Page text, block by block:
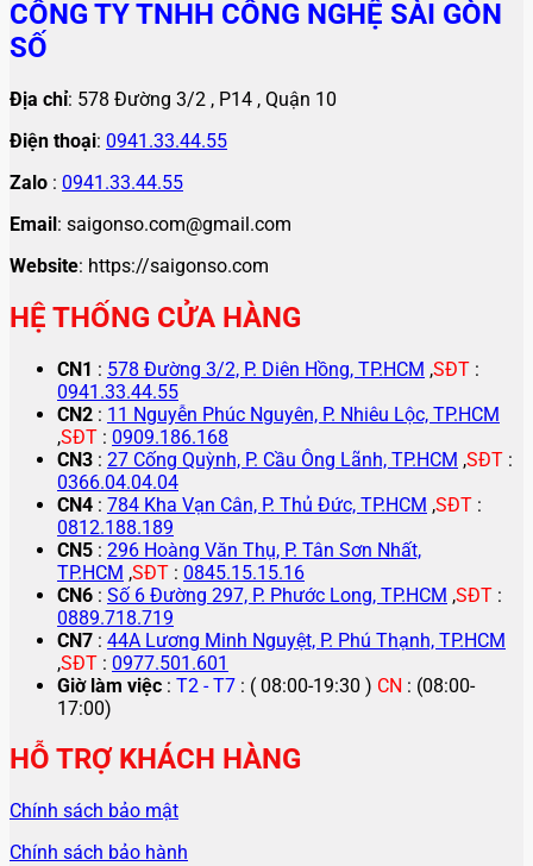
CÔNG TY TNHH CÔNG NGHỆ SÀI GÒN
SỐ
Địa chỉ: 578 Đường 3/2 , P14 , Quận 10
Điện thoại: 0941.33.44.55
Zalo : 0941.33.44.55
Email: saigonso.com@gmail.com
Website: https://saigonso.com
HỆ THỐNG CỬA HÀNG
CN1 : 578 Đường 3/2, P. Diên Hồng, TP.HCM ,SĐT :
0941.33.44.55
CN2 : 11 Nguyễn Phúc Nguyên, P. Nhiêu Lộc, TP.HCM
,SĐT : 0909.186.168
CN3 : 27 Cống Quỳnh, P. Cầu Ông Lãnh, TP.HCM ,SĐT :
0366.04.04.04
CN4 : 784 Kha Vạn Cân, P. Thủ Đức, TP.HCM ,SĐT :
0812.188.189
CN5 : 296 Hoàng Văn Thụ, P. Tân Sơn Nhất,
TP.HCM ,SĐT : 0845.15.15.16
CN6 : Số 6 Đường 297, P. Phước Long, TP.HCM ,SĐT :
0889.718.719
CN7 : 44A Lương Minh Nguyệt, P. Phú Thạnh, TP.HCM
,SĐT : 0977.501.601
Giờ làm việc : T2 - T7 : ( 08:00-19:30 ) CN : (08:00-
17:00)
HỖ TRỢ KHÁCH HÀNG
Chính sách bảo mật
Chính sách bảo hành